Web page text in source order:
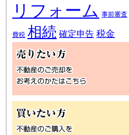
リフォーム 事前審査
費税 相続 確定申告 税金